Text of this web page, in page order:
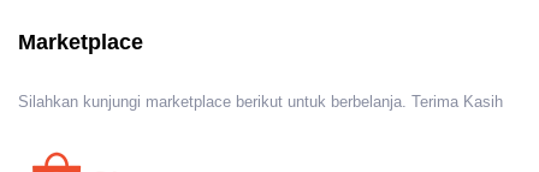
Marketplace
Silahkan kunjungi marketplace berikut untuk berbelanja. Terima Kasih